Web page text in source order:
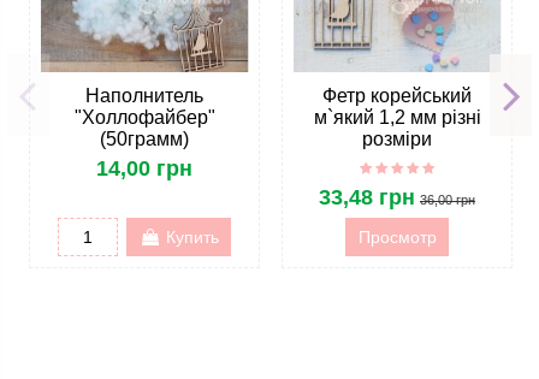
Наполнитель
"Холлофайбер"
(50грамм)
14,00 грн
Купить
Фетр корейський
м`який 1,2 мм різні
розміри
33,48 грн 36,00 грн
Просмотр